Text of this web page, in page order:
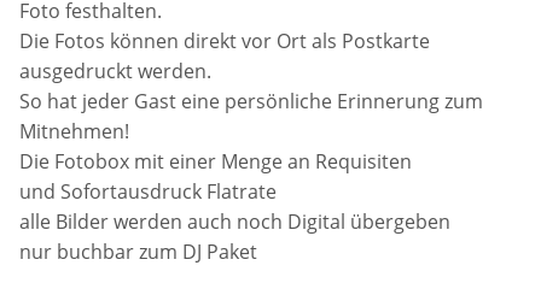
Foto festhalten.
Die Fotos können direkt vor Ort als Postkarte
ausgedruckt werden.
So hat jeder Gast eine persönliche Erinnerung zum
Mitnehmen!
Die Fotobox mit einer Menge an Requisiten
und Sofortausdruck Flatrate
alle Bilder werden auch noch Digital übergeben
nur buchbar zum DJ Paket